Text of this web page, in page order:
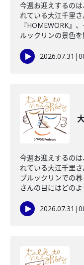
今週お迎えするの
れている大江千里
『HOMEWORK』
ルックリンの景色
2026.07.31 |
今週お迎えするの
れている大江千里
ブルックリンでの
さんの目にはどの
2026.07.31 |